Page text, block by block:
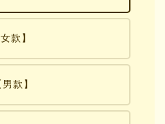
款】
款】